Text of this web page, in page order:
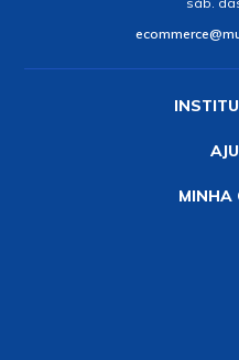
R$ 1,20s/ juros